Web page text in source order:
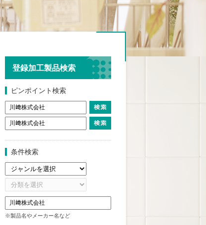
登録加工製品検索
ピンポイント検索
条件検索
※製品名やメーカー名など